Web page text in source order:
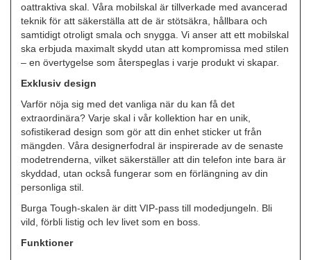
oattraktiva skal. Våra mobilskal är tillverkade med avancerad
teknik för att säkerställa att de är stötsäkra, hållbara och
samtidigt otroligt smala och snygga. Vi anser att ett mobilskal
ska erbjuda maximalt skydd utan att kompromissa med stilen
– en övertygelse som återspeglas i varje produkt vi skapar.
Exklusiv design
Varför nöja sig med det vanliga när du kan få det
extraordinära? Varje skal i vår kollektion har en unik,
sofistikerad design som gör att din enhet sticker ut från
mängden. Våra designerfodral är inspirerade av de senaste
modetrenderna, vilket säkerställer att din telefon inte bara är
skyddad, utan också fungerar som en förlängning av din
personliga stil.
Burga Tough-skalen är ditt VIP-pass till modedjungeln. Bli
vild, förbli listig och lev livet som en boss.
Funktioner